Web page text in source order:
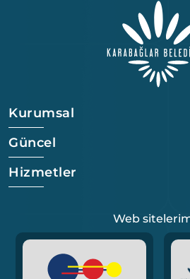
Kurumsal
Güncel
Hizmetler
Web